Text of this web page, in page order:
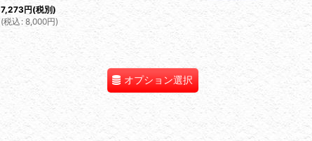
7,273円(税別)
(税込 : 8,000円)
オプション選択